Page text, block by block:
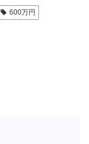
600万円